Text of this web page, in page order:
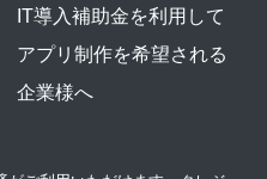
IT導入補助金を利用して
アプリ制作を希望される
企業様へ